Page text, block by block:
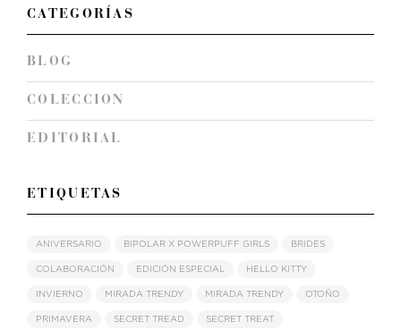
CATEGORÍAS
BLOG
COLECCION
EDITORIAL
ETIQUETAS
ANIVERSARIO BIPOLAR X POWERPUFF GIRLS BRIDES
COLABORACIÓN EDICIÓN ESPECIAL HELLO KITTY
INVIERNO MIRADA TRENDY MIRADA TRENDY OTOÑO
PRIMAVERA SECRET TREAD SECRET TREAT